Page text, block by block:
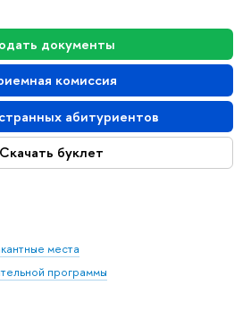
документы
комиссия
абитуриентов
Скачать буклет
места
программы